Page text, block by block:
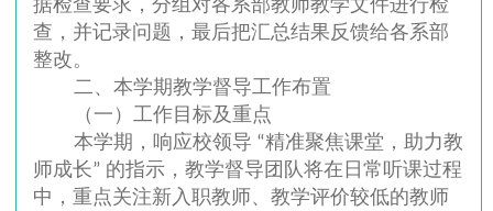
据检查要求，分组对各系部教师教学文件进行检
查，并记录问题，最后把汇总结果反馈给各系部
整改。
二、本学期教学督导工作布置
（一）工作目标及重点
本学期，响应校领导 “精准聚焦课堂，助力教
师成长” 的指示，教学督导团队将在日常听课过程
中，重点关注新入职教师、教学评价较低的教师